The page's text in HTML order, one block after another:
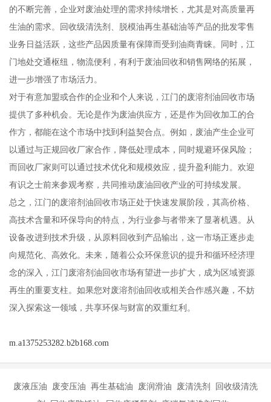
的不断完善，企业对废油处理的需求持续增长，尤其是对高质量再
生油的需求。回收级清洗剂、脱模油再生基础油等产品的批发零售
业务日益活跃，这些产品因质量有保障而受到油商青睐。同时，江
门地处交通枢纽，物流便利，有利于废油回收和销售网络的拓展，
进一步增强了市场活力。
对于有意加盟或合作的企业和个人来说，江门的废溶剂油回收市场
提供了多种机会。无论是作为废油供应方，还是作为回收加工的合
作方，都能在这个市场中找到利益契合点。例如，废油产生企业可
以通过与正规回收厂家合作，降低处理成本，同时规避环保风险；
而回收厂家则可以通过技术优化和规模效应，提升盈利能力。欢迎
有识之士前来参观考察，共同推动废油回收产业的可持续发展。
总之，江门的废溶剂油回收市场正处于快速发展阶段，其高价格、
高技术含量和环保导向的特点，为行业参与者带来了显著机遇。从
设备改进到技术升级，从原料回收到产品输出，这一市场正逐步走
向规范化、高效化。未来，随着公众环保意识的提升和循环经济理
念的深入，江门废溶剂油回收市场有望进一步扩大，成为区域资源
再生的重要支柱。如果您对废溶剂油回收或相关合作感兴趣，不妨
深入探索这一领域，共享环保与财富的双重红利。
m.a1375253282.b2b168.com
废液压油 废变压油 再生基础油 废润滑油 废清洗剂 回收级清洗